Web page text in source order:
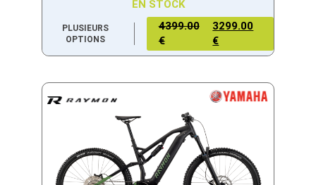
EN STOCK
PLUSIEURS
OPTIONS
4399.00
€
3299.00
€